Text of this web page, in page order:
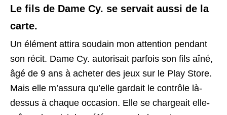
Le fils de Dame Cy. se servait aussi de la
carte.
Un élément attira soudain mon attention pendant
son récit. Dame Cy. autorisait parfois son fils aîné,
âgé de 9 ans à acheter des jeux sur le Play Store.
Mais elle m’assura qu’elle gardait le contrôle là-
dessus à chaque occasion. Elle se chargeait elle-